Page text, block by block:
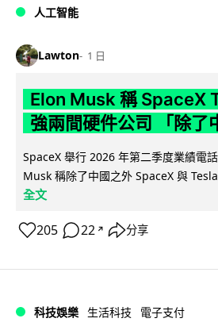
人工智能
Lawton 1 日
Elon Musk 稱 SpaceX
強兩間硬件公司 「除了
SpaceX 舉行 2026 年第二季度業績電
Musk 稱除了中國之外 SpaceX 與
全文
205 22 ↗ 分享
科技娛樂 生活科技 電子支付